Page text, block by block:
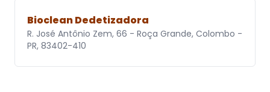
Bioclean Dedetizadora
R. José Antônio Zem, 66 - Roça Grande, Colombo -
PR, 83402-410